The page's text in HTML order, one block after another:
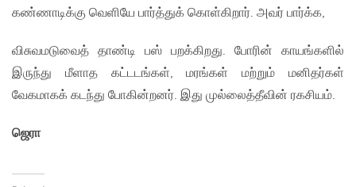
கண்ணாடிக்கு வெளியே பார்த்துக் கொள்கிறார். அவர் பார்க்க,
விசுவமடுவைத் தாண்டி பஸ் பறக்கிறது. போரின் காயங்களில்
இருந்து மீளாத கட்டடங்கள், மரங்கள் மற்றும் மனிதர்கள்
வேகமாகக் கடந்து போகின்றனர். இது முல்லைத்தீவின் ரகசியம்.
ஜெரா